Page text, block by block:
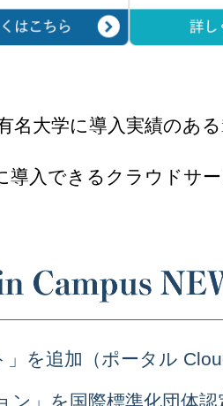
名⼤学に導⼊実績のある
導⼊できる クラウドサ
を追加（ポータル
ン」を国際標準化団体